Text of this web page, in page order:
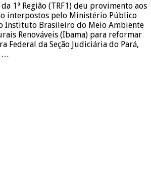
da 1ª Região (TRF1) deu provimento aos
interpostos pelo Ministério Público
Instituto Brasileiro do Meio Ambiente
Renováveis (Ibama) para reformar
Federal da Seção Judiciária do Pará,
…